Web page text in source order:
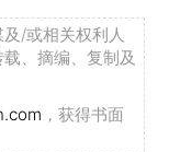
/或相关权利人
、摘编、复制及
，获得书面